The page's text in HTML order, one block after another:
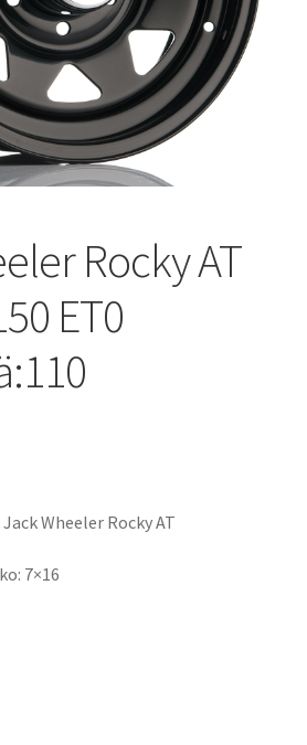
Rocky AT
ET0
Wheeler Rocky AT
7×16